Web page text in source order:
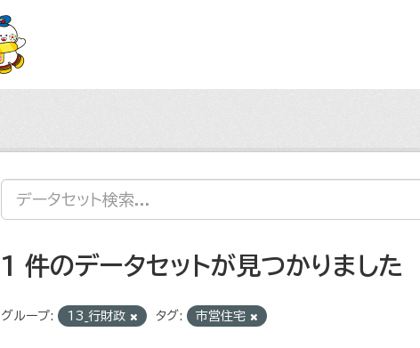
1 件のデータセットが見つかりました
グループ: 13_行財政 タグ: 市営住宅